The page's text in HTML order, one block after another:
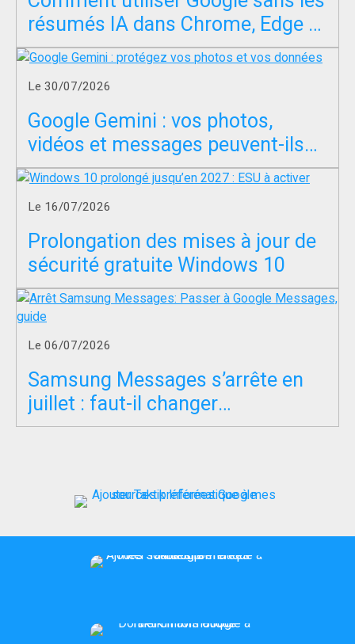
résumés IA dans Chrome, Edge et
Firefox ?
Le 30/07/2026
Google Gemini : vos photos,
vidéos et messages peuvent-ils
servir à entraîner l’IA ?
Le 16/07/2026
Prolongation des mises à jour de
sécurité gratuite Windows 10
Le 06/07/2026
Samsung Messages s’arrête en
juillet : faut-il changer
d’application SMS ?